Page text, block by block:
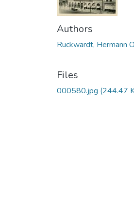
Authors
Rückwardt, Hermann
Files
000580.jpg (244.47